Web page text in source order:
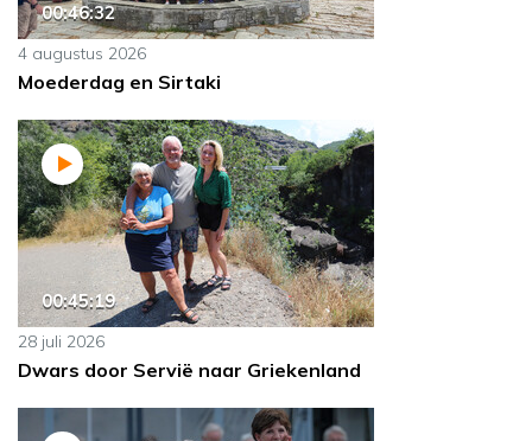
00:46:32
4 augustus 2026
Moederdag en Sirtaki
00:45:19
28 juli 2026
Dwars door Servië naar Griekenland